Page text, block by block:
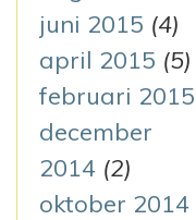
juni 2015 (4)
april 2015 (5)
februari 2015
december
2014 (2)
oktober 2014